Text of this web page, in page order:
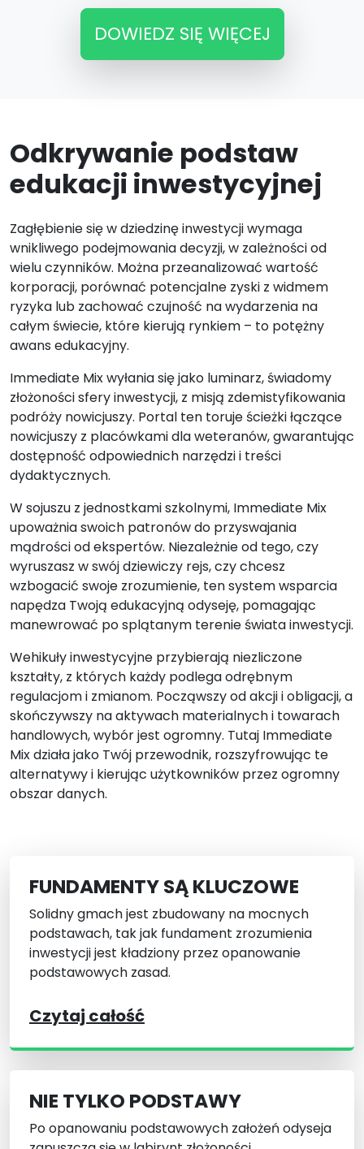
DOWIEDZ SIĘ WIĘCEJ
Odkrywanie podstaw
edukacji inwestycyjnej
Zagłębienie się w dziedzinę inwestycji wymaga
wnikliwego podejmowania decyzji, w zależności od
wielu czynników. Można przeanalizować wartość
korporacji, porównać potencjalne zyski z widmem
ryzyka lub zachować czujność na wydarzenia na
całym świecie, które kierują rynkiem – to potężny
awans edukacyjny.
Immediate Mix wyłania się jako luminarz, świadomy
złożoności sfery inwestycji, z misją zdemistyfikowania
podróży nowicjuszy. Portal ten toruje ścieżki łączące
nowicjuszy z placówkami dla weteranów, gwarantując
dostępność odpowiednich narzędzi i treści
dydaktycznych.
W sojuszu z jednostkami szkolnymi, Immediate Mix
upoważnia swoich patronów do przyswajania
mądrości od ekspertów. Niezależnie od tego, czy
wyruszasz w swój dziewiczy rejs, czy chcesz
wzbogacić swoje zrozumienie, ten system wsparcia
napędza Twoją edukacyjną odyseję, pomagając
manewrować po splątanym terenie świata inwestycji.
Wehikuły inwestycyjne przybierają niezliczone
kształty, z których każdy podlega odrębnym
regulacjom i zmianom. Począwszy od akcji i obligacji, a
skończywszy na aktywach materialnych i towarach
handlowych, wybór jest ogromny. Tutaj Immediate
Mix działa jako Twój przewodnik, rozszyfrowując te
alternatywy i kierując użytkowników przez ogromny
obszar danych.
FUNDAMENTY SĄ KLUCZOWE
Solidny gmach jest zbudowany na mocnych
podstawach, tak jak fundament zrozumienia
inwestycji jest kładziony przez opanowanie
podstawowych zasad.
Czytaj całość
NIE TYLKO PODSTAWY
Po opanowaniu podstawowych założeń odyseja